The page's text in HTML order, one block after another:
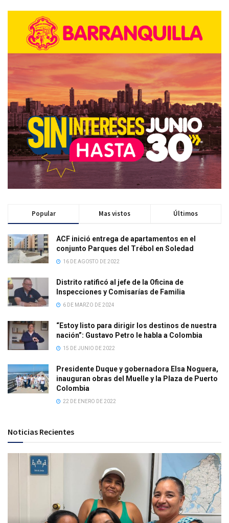
Popular Mas vistos Últimos
ACF inició entrega de apartamentos en el
conjunto Parques del Trébol en Soledad
16 DE AGOSTO DE 2022
Distrito ratificó al jefe de la Oficina de
Inspecciones y Comisarías de Familia
6 DE MARZO DE 2024
“Estoy listo para dirigir los destinos de nuestra
nación”: Gustavo Petro le habla a Colombia
15 DE JUNIO DE 2022
Presidente Duque y gobernadora Elsa Noguera,
inauguran obras del Muelle y la Plaza de Puerto
Colombia
22 DE ENERO DE 2022
Noticias Recientes